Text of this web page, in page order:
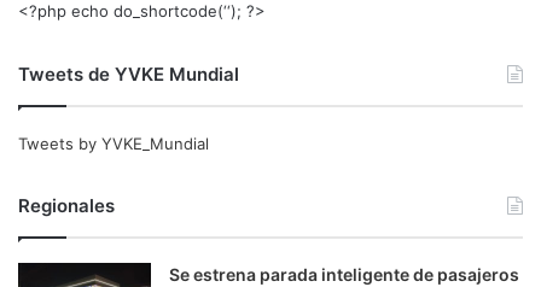
<?php echo do_shortcode(‘‘); ?>
Tweets de YVKE Mundial
Tweets by YVKE_Mundial
Regionales
Se estrena parada inteligente de pasajeros